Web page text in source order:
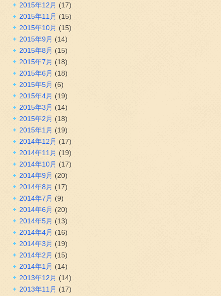
2015年12月 (17)
2015年11月 (15)
2015年10月 (15)
2015年9月 (14)
2015年8月 (15)
2015年7月 (18)
2015年6月 (18)
2015年5月 (6)
2015年4月 (19)
2015年3月 (14)
2015年2月 (18)
2015年1月 (19)
2014年12月 (17)
2014年11月 (19)
2014年10月 (17)
2014年9月 (20)
2014年8月 (17)
2014年7月 (9)
2014年6月 (20)
2014年5月 (13)
2014年4月 (16)
2014年3月 (19)
2014年2月 (15)
2014年1月 (14)
2013年12月 (14)
2013年11月 (17)